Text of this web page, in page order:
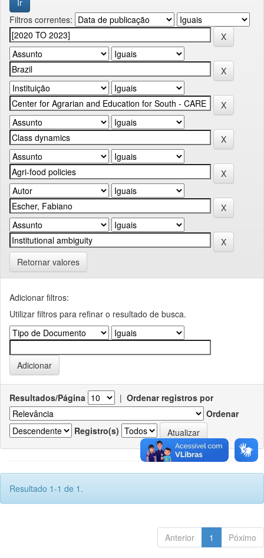
Filtros correntes:
Retornar valores
Adicionar filtros:
Utilizar filtros para refinar o resultado de busca.
Resultados/Página | Ordenar registros por
Ordenar
Registro(s)
Resultado 1-1 de 1.
Anterior 1 Póximo